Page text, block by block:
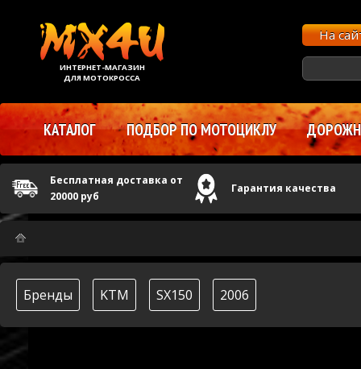
Бренды KTM SX150 2006
ИНТЕРНЕТ-МАГАЗИН
ДЛЯ МОТОКРОССА
На
КАТАЛОГ ПОДБОР ПО МОТОЦИКЛУ
Бесплатная доставка от
20000 руб
Гарантия качества